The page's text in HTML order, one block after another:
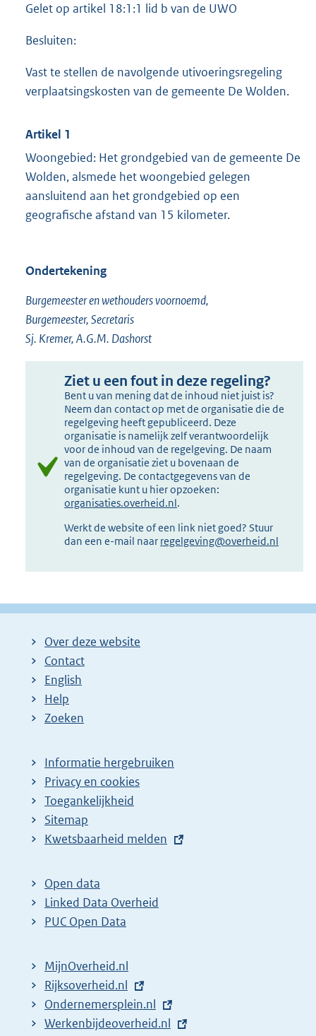
Gelet op artikel 18:1:1 lid b van de UWO
Besluiten:
Vast te stellen de navolgende utivoeringsregeling
verplaatsingskosten van de gemeente De Wolden.
Artikel 1
Woongebied: Het grondgebied van de gemeente De
Wolden, alsmede het woongebied gelegen
aansluitend aan het grondgebied op een
geografische afstand van 15 kilometer.
Ondertekening
Burgemeester en wethouders voornoemd,
Burgemeester, Secretaris
Sj. Kremer, A.G.M. Dashorst
Ziet u een fout in deze regeling?
Bent u van mening dat de inhoud niet juist is?
Neem dan contact op met de organisatie die de
regelgeving heeft gepubliceerd. Deze
organisatie is namelijk zelf verantwoordelijk
voor de inhoud van de regelgeving. De naam
van de organisatie ziet u bovenaan de
regelgeving. De contactgegevens van de
organisatie kunt u hier opzoeken:
organisaties.overheid.nl.
Werkt de website of een link niet goed? Stuur
dan een e-mail naar regelgeving@overheid.nl
Over deze website
Contact
English
Help
Zoeken
Informatie hergebruiken
Privacy en cookies
Toegankelijkheid
Sitemap
E
t
e
r
l
i
n
k
Kwetsbaarheid melden
Open data
Linked Data Overheid
PUC Open Data
MijnOverheid.nl
E
x
t
Rijksoverheid.nl
E
x
Ondernemersplein.nl
E
Werkenbijdeoverheid.nl